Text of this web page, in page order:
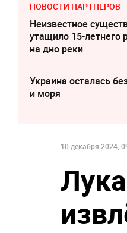
НОВОСТИ ПАРТНЕРОВ
Неизвестное
утащило 15-летнего
на дно реки
Украина осталась
и моря
10 декабря 2024,